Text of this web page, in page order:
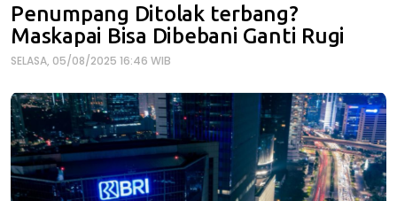
Penumpang Ditolak terbang?
Maskapai Bisa Dibebani Ganti Rugi
SELASA, 05/08/2025 16:46 WIB